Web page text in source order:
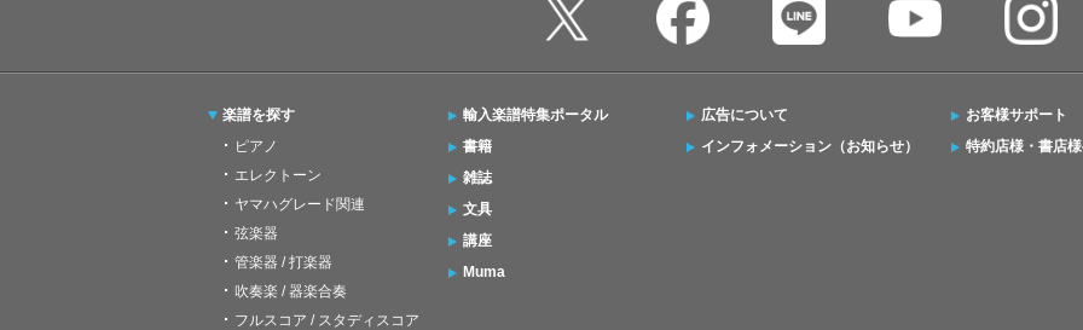
楽譜を探す
ピアノ
エレクトーン
ヤマハグレード関連
弦楽器
管楽器 / 打楽器
吹奏楽 / 器楽合奏
フルスコア / スタディスコア
輸入楽譜特集ポータル
書籍
雑誌
文具
講座
Muma
広告について
インフォメーション（お知らせ）
お客様サポート
特約店様・書店